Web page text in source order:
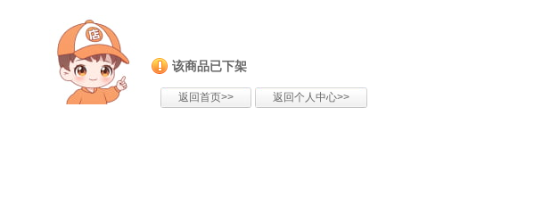
该商品已下架
返回首页>> 返回个人中心>>